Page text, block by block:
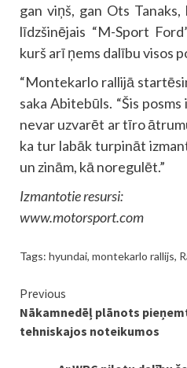
gan viņš, gan Ots
līdzšinējais “M-Sport
kurš arī ņems dalību visos
“Montekarlo rallijā
saka Abitebūls. “Šis
nevar uzvarēt ar tīro
ka tur labāk turpināt
un zinām, kā noregulēt.”
Izmantotie resursi:
www.motorsport.com
Tags: hyundai, montekarlo rallijs,
Continue
Reading
Previous
Nākamnedēļ plānots
tehniskajos noteikumos